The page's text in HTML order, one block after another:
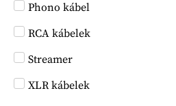
Phono kábel
RCA kábelek
Streamer
XLR kábelek